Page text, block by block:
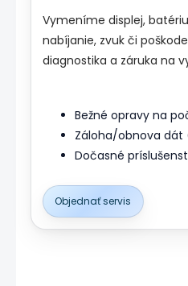
Vymeníme displej,
nabíjanie, zvuk či
diagnostika a záruka na
Bežné opravy na
Záloha/obnova
Dočasné
Objednať servis